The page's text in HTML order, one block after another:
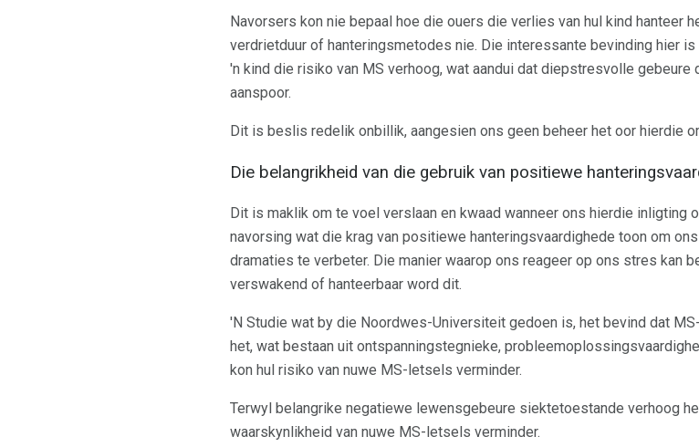
Navorsers kon nie bepaal hoe die ouers die verlies van hul kind hanteer
verdrietduur of hanteringsmetodes nie. Die interessante bevinding hier
'n kind die risiko van MS verhoog, wat aandui dat diepstresvolle
aanspoor.
Dit is beslis redelik onbillik, aangesien ons geen beheer het oor hierdie
Die belangrikheid van die gebruik van positiewe
Dit is maklik om te voel verslaan en kwaad wanneer ons hierdie inligting
navorsing wat die krag van positiewe hanteringsvaardighede toon om
dramaties te verbeter. Die manier waarop ons reageer op ons stres kan
verswakend of hanteerbaar word dit.
'N Studie wat by die Noordwes-Universiteit gedoen is, het bevind dat
het, wat bestaan ​​uit ontspanningstegnieke,
kon hul risiko van nuwe MS-letsels verminder.
Terwyl belangrike negatiewe lewensgebeure siektetoestande verhoog
waarskynlikheid van nuwe MS-letsels verminder.